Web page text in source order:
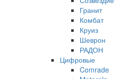
Гранит
Комбат
Круиз
Шеврон
РАДОН
Цифровые
Comrade